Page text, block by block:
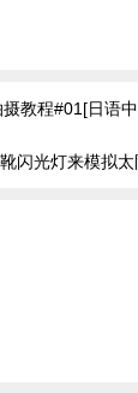
教程#01[日语
闪光灯来模拟